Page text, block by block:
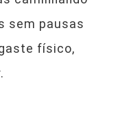
sem pausas
físico,